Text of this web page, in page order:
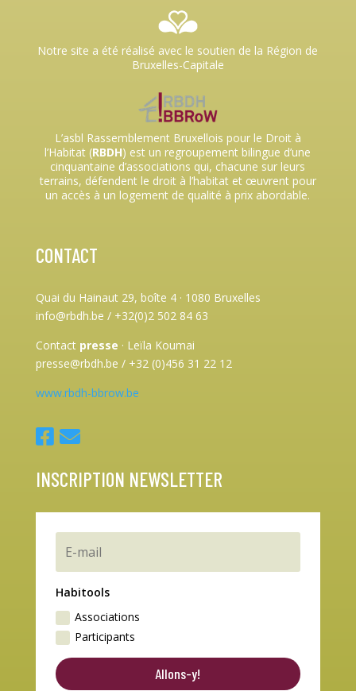
Notre site a été réalisé avec le soutien de la Région de
Bruxelles-Capitale
L’asbl Rassemblement Bruxellois pour le Droit à
l’Habitat (RBDH) est un regroupement bilingue d’une
cinquantaine d’associations qui, chacune sur leurs
terrains, défendent le droit à l’habitat et œuvrent pour
un accès à un logement de qualité à prix abordable.
CONTACT
Quai du Hainaut 29, boîte 4 · 1080 Bruxelles
info@rbdh.be / +32(0)2 502 84 63
Contact presse · Leïla Koumai
presse@rbdh.be / +32 (0)456 31 22 12
www.rbdh-bbrow.be
INSCRIPTION NEWSLETTER
Habitools
Associations
Participants
Allons-y!